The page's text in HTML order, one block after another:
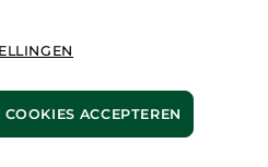
COOKIES ACCEPTEREN